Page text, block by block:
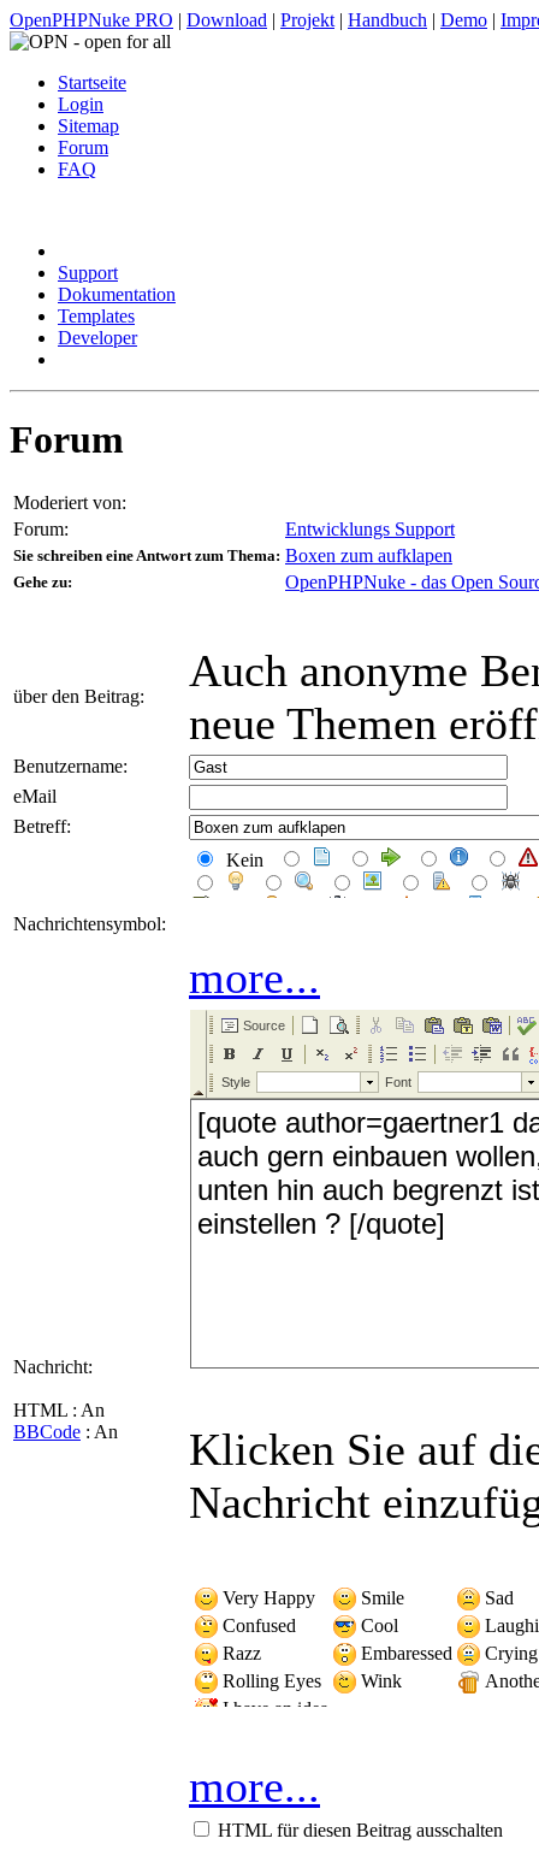
OpenPHPNuke PRO | Download | Projekt | Handbuch | Demo |
Startseite
Login
Sitemap
Forum
FAQ
Support
Dokumentation
Templates
Developer
Forum
Moderiert von:
Forum:
Entwicklungs Support
Sie schreiben eine Antwort zum Thema: Boxen zum aufklapen
Gehe zu: OpenPHPNuke - das Open
über den Beitrag:
Auch anonyme
neue Themen
Benutzername:
eMail
Betreff:
Nachrichtensymbol:
Kein
more...
Nachricht:
HTML : An
BBCode : An
Klicken Sie auf
Nachricht
Very Happy Smile
Sad
Confused
Cool
Razz
Embaressed
Rolling Eyes
Wink
I have an idea
more...
HTML für diesen Beitrag ausschalten